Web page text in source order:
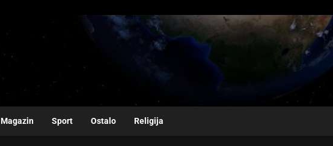
Magazin Sport Ostalo Religija